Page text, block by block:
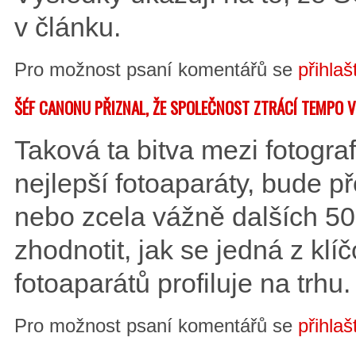
v článku.
Pro možnost psaní komentářů se
ŠÉF CANONU PŘIZNAL, ŽE SPOLEČNOST ZTRÁCÍ TEMPO
Taková ta bitva mezi
nejlepší fotoaparáty, bude
nebo zcela vážně dalších
zhodnotit, jak se jedná z
fotoaparátů profiluje na trhu.
Pro možnost psaní komentářů se